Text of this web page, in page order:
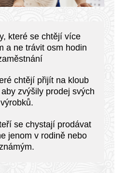
které se chtějí více
a ne trávit osm hodin
chtějí přijít na kloub
zvýšily prodej svých
výrobků.
se chystají prodávat
jenom v rodině nebo